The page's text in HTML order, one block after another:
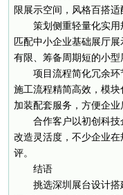
限展示空间，风格百搭适
策划侧重轻量化实
匹配中小企业基础展厅
有限、筹备周期短的小型
项目流程简化冗余
施工流程精简高效，模
加装配套服务，方便企业
合作客户以初创科
改造灵活度，不少企业
评。
结语
挑选深圳展台设计